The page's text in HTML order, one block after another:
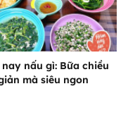
nay nấu gì: Bữa chiều
mà siêu ngon